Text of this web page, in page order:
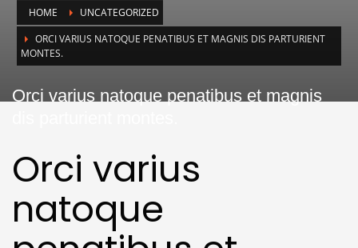
HOME
UNCATEGORIZED
ORCI VARIUS NATOQUE PENATIBUS ET MAGNIS DIS PARTURIENT
MONTES.
Orci varius natoque penatibus et magnis
Orci varius
natoque